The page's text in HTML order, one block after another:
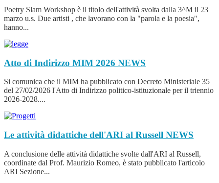
Poetry Slam Workshop è il titolo dell'attività svolta dalla 3^M il 23
marzo u.s. Due artisti , che lavorano con la "parola e la poesia",
hanno...
Atto di Indirizzo MIM 2026 NEWS
Si comunica che il MIM ha pubblicato con Decreto Ministeriale 35
del 27/02/2026 l'Atto di Indirizzo politico-istituzionale per il triennio
2026-2028....
Le attività didattiche dell'ARI al Russell NEWS
A conclusione delle attività didattiche svolte dall'ARI al Russell,
coordinate dal Prof. Maurizio Romeo, è stato pubblicato l'articolo
ARI Sezione...